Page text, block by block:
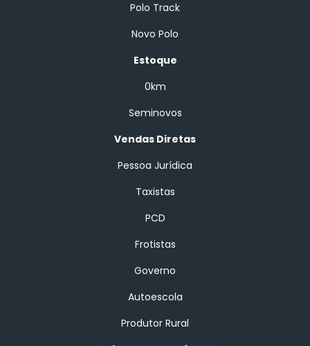
Polo Track
Novo Polo
Estoque
0km
Seminovos
Vendas Diretas
Pessoa Jurídica
Taxistas
PCD
Frotistas
Governo
Autoescola
Produtor Rural